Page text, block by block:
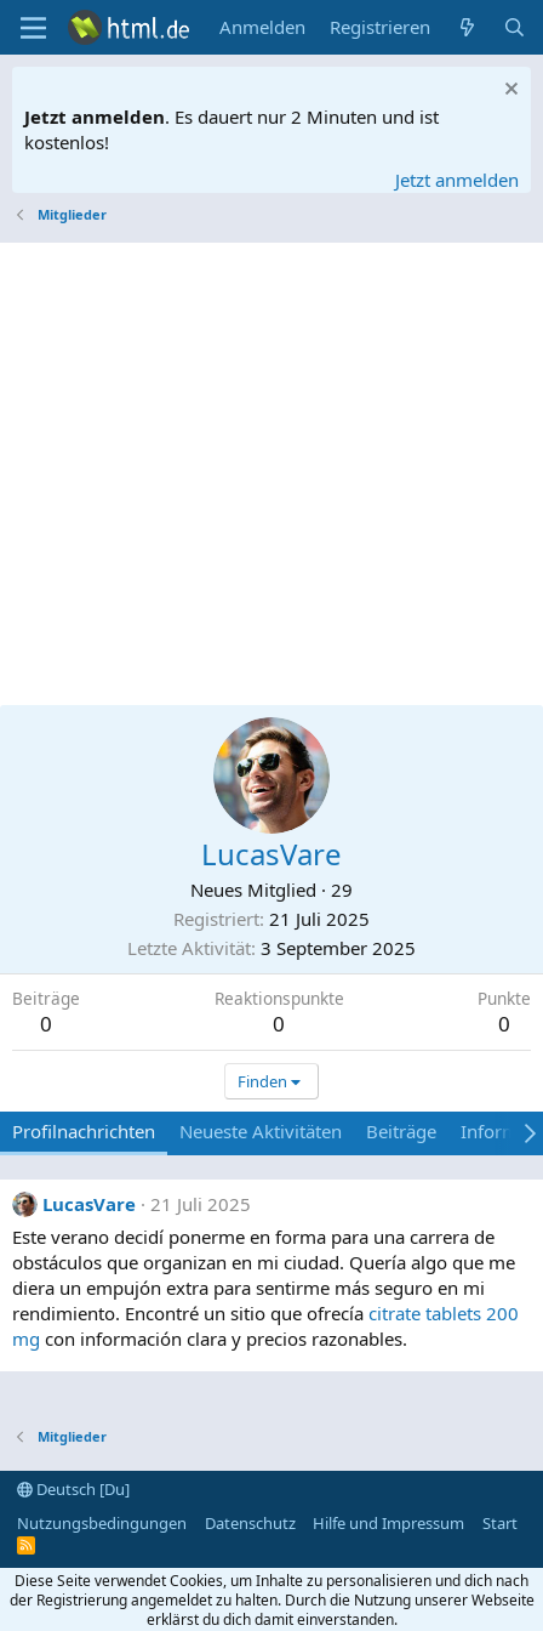
Anmelden Registrieren
Jetzt anmelden. Es dauert nur 2 Minuten und ist
kostenlos!
Jetzt anmelden
Mitglieder
LucasVare
Neues Mitglied · 29
Registriert 21 Juli 2025
Letzte Aktivität 3 September 2025
Beiträge
0
Reaktionspunkte
0
Punkte
0
Finden
Profilnachrichten Neueste Aktivitäten Beiträge
LucasVare 21 Juli 2025
Este verano decidí ponerme en forma para una carrera de
obstáculos que organizan en mi ciudad. Quería algo que me
diera un empujón extra para sentirme más seguro en mi
rendimiento. Encontré un sitio que ofrecía citrate tablets 200
mg con información clara y precios razonables.
Mitglieder
Deutsch [Du]
Nutzungsbedingungen
Datenschutz Hilfe und Impressum Start
R
S
Diese Seite verwendet Cookies, um Inhalte zu personalisieren und dich nach
der Registrierung angemeldet zu halten. Durch die Nutzung unserer Webseite
erklärst du dich damit einverstanden.